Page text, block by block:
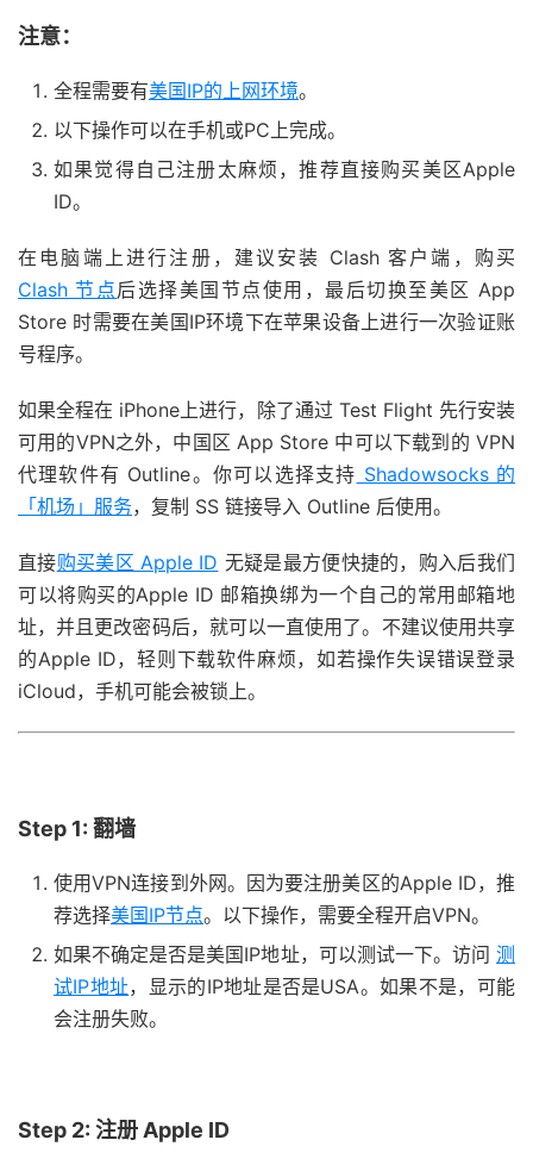
注意：
全程需要有美国IP的上网环境。
以下操作可以在手机或PC上完成。
如果觉得自己注册太麻烦，推荐直接购买美区Apple
ID。
在电脑端上进行注册，建议安装 Clash 客户端，购买
Clash 节点后选择美国节点使用，最后切换至美区 App
Store 时需要在美国IP环境下在苹果设备上进行一次验证账
号程序。
如果全程在 iPhone上进行，除了通过 Test Flight 先行安装
可用的VPN之外，中国区 App Store 中可以下载到的 VPN
代理软件有 Outline。你可以选择支持 Shadowsocks 的
「机场」服务，复制 SS 链接导入 Outline 后使用。
直接购买美区 Apple ID 无疑是最方便快捷的，购入后我们
可以将购买的Apple ID 邮箱换绑为一个自己的常用邮箱地
址，并且更改密码后，就可以一直使用了。不建议使用共享
的Apple ID，轻则下载软件麻烦，如若操作失误错误登录
iCloud，手机可能会被锁上。
Step 1: 翻墙
使用VPN连接到外网。因为要注册美区的Apple ID，推
荐选择美国IP节点。以下操作，需要全程开启VPN。
如果不确定是否是美国IP地址，可以测试一下。访问 测
试IP地址，显示的IP地址是否是USA。如果不是，可能
会注册失败。
Step 2: 注册 Apple ID